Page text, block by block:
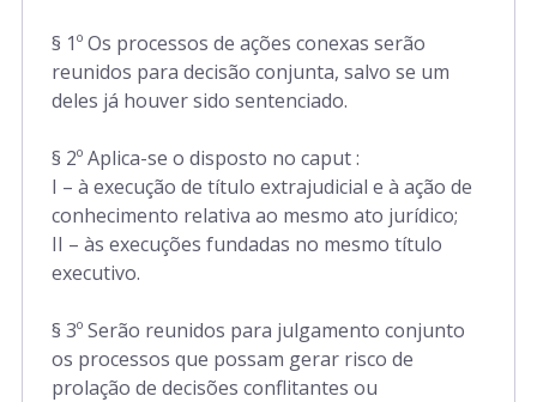
§ 1º Os processos de ações conexas serão
reunidos para decisão conjunta, salvo se um
deles já houver sido sentenciado.
§ 2º Aplica-se o disposto no caput :
I – à execução de título extrajudicial e à ação de
conhecimento relativa ao mesmo ato jurídico;
II – às execuções fundadas no mesmo título
executivo.
§ 3º Serão reunidos para julgamento conjunto
os processos que possam gerar risco de
prolação de decisões conflitantes ou